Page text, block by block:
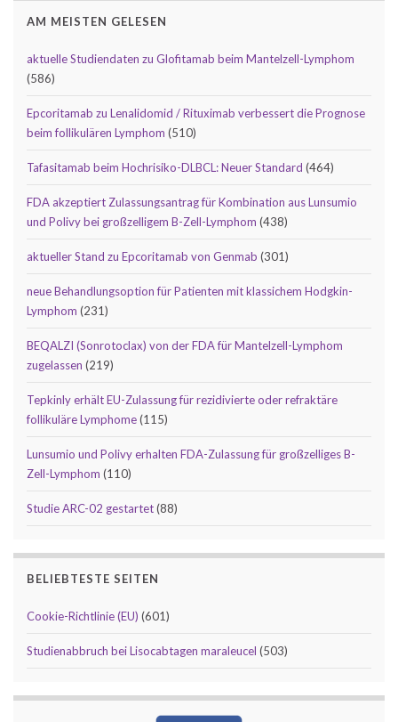
AM MEISTEN GELESEN
aktuelle Studiendaten zu Glofitamab beim Mantelzell-Lymphom
(586)
Epcoritamab zu Lenalidomid / Rituximab verbessert die Prognose
beim follikulären Lymphom (510)
Tafasitamab beim Hochrisiko-DLBCL: Neuer Standard (464)
FDA akzeptiert Zulassungsantrag für Kombination aus Lunsumio
und Polivy bei großzelligem B-Zell-Lymphom (438)
aktueller Stand zu Epcoritamab von Genmab (301)
neue Behandlungsoption für Patienten mit klassichem Hodgkin-
Lymphom (231)
BEQALZI (Sonrotoclax) von der FDA für Mantelzell-Lymphom
zugelassen (219)
Tepkinly erhält EU-Zulassung für rezidivierte oder refraktäre
follikuläre Lymphome(115)
Lunsumio und Polivy erhalten FDA-Zulassung für großzelliges B-
Zell-Lymphom (110)
Studie ARC-02 gestartet(88)
BELIEBTESTE SEITEN
Cookie-Richtlinie (EU) (601)
Studienabbruch bei Lisocabtagen maraleucel (503)